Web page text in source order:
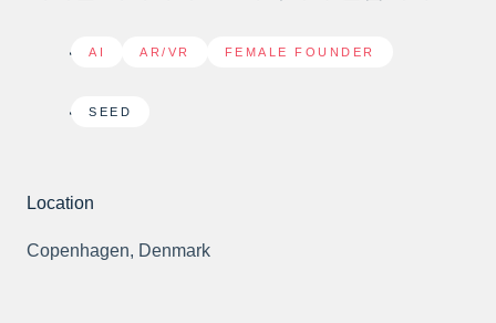
AI AR/VR FEMALE FOUNDER
SEED
Location
Copenhagen, Denmark